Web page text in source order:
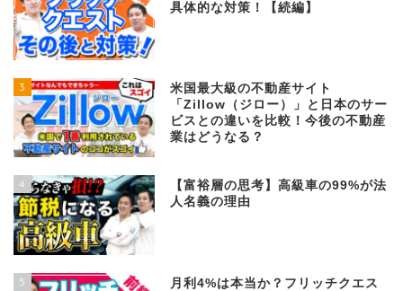
具体的な対策！【続編】
3
米国最大級の不動産サイト
「Zillow（ジロー）」と日本のサー
ビスとの違いを比較！今後の不動産
業はどうなる？
4
【富裕層の思考】高級車の99%が法
人名義の理由
5
月利4%は本当か？フリッチクエス